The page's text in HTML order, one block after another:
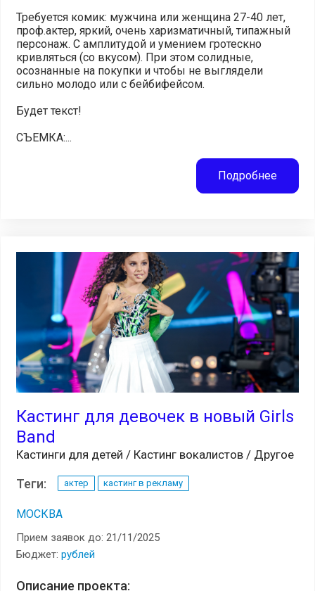
Требуется комик: мужчина или женщина 27-40 лет,
проф.актер, яркий, очень харизматичный, типажный
персонаж. С амплитудой и умением гротескно
кривляться (со вкусом). При этом солидные,
осознанные на покупки и чтобы не выглядели
сильно молодо или с бейбифейсом.
Будет текст!
СЪЕМКА:...
Подробнее
Кастинг для девочек в новый Girls
Band
Кастинги для детей / Кастинг вокалистов / Другое
Теги: актер кастинг в рекламу
МОСКВА
Прием заявок до: 21/11/2025
Бюджет: рублей
Описание проекта: